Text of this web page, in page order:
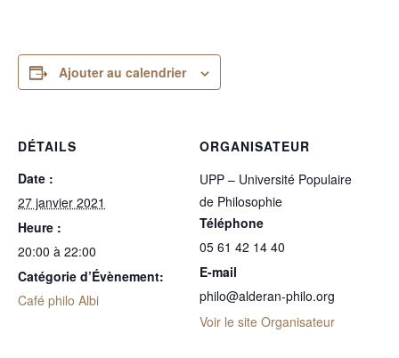
Ajouter au calendrier
DÉTAILS
Date :
27 janvier 2021
Heure :
20:00 à 22:00
Catégorie d’Évènement:
Café philo Albi
ORGANISATEUR
UPP – Université Populaire
de Philosophie
Téléphone
05 61 42 14 40
E-mail
philo@alderan-philo.org
Voir le site Organisateur